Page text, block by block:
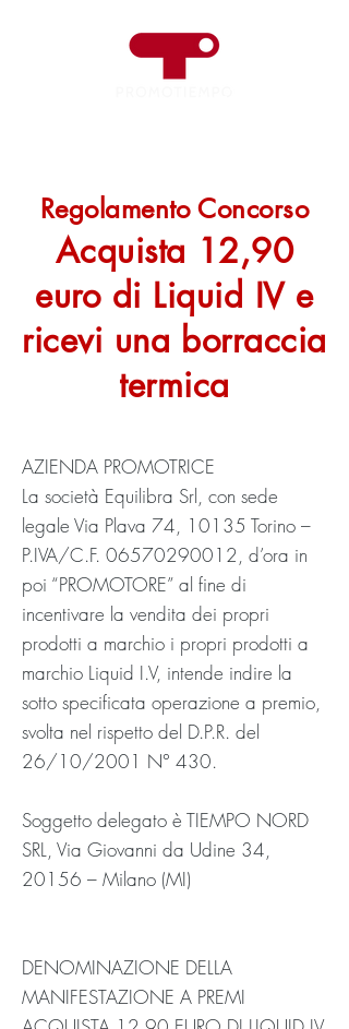
Regolamento Concorso
Acquista 12,90
euro di Liquid IV e
ricevi una borraccia
termica
AZIENDA PROMOTRICE
La società Equilibra Srl, con sede
legale Via Plava 74, 10135 Torino –
P.IVA/C.F. 06570290012, d’ora in
poi “PROMOTORE” al fine di
incentivare la vendita dei propri
prodotti a marchio i propri prodotti a
marchio Liquid I.V, intende indire la
sotto specificata operazione a premio,
svolta nel rispetto del D.P.R. del
26/10/2001 N° 430.
Soggetto delegato è TIEMPO NORD
SRL, Via Giovanni da Udine 34,
20156 – Milano (MI)
DENOMINAZIONE DELLA
MANIFESTAZIONE A PREMI